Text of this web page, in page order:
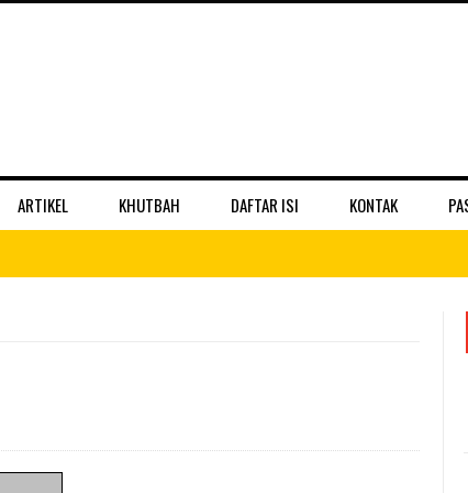
ARTIKEL KHUTBAH DAFTAR ISI KONTAK